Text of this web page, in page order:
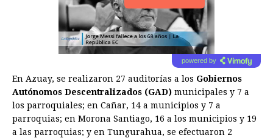
powered by
En Azuay, se realizaron 27 auditorías a los Gobiernos
Autónomos Descentralizados (GAD) municipales y 7 a
los parroquiales; en Cañar, 14 a municipios y 7 a
parroquias; en Morona Santiago, 16 a los municipios y 19
a las parroquias; y en Tungurahua, se efectuaron 2